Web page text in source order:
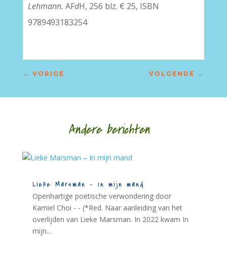
Lehmann. AFdH, 256 blz. € 25, ISBN
9789493183254
← VORIGE VOLGENDE →
Andere berichten
Lieke Marsman – In mijn mand
Openhartige poëtische verwondering door
Kamiel Choi - - (*Red. Naar aanleiding van het
overlijden van Lieke Marsman. In 2022 kwam In
mijn...